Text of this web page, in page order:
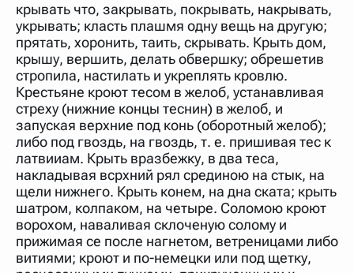
крывать что, закрывать, покрывать, накрывать,
укрывать; класть плашмя одну вещь на другую;
прятать, хоронить, таить, скрывать. Крыть дом,
крышу, вершить, делать обвершку; обрешетив
стропила, настилать и укреплять кровлю.
Крестьяне кроют тесом в желоб, устанавливая
стреху (нижние концы теснин) в желоб, и
запуская верхние под конь (оборотный желоб);
либо под гвоздь, на гвоздь, т. е. пришивая тес к
латвииам. Крыть вразбежку, в два теса,
накладывая всрхний рял срединою на стык, на
щели нижнего. Крыть конем, на дна ската; крыть
шатром, колпаком, на четыре. Соломою кроют
ворохом, наваливая склоченую солому и
прижимая се после нагнетом, ветреницами либо
витиями; кроют и по-немецки или под щетку,